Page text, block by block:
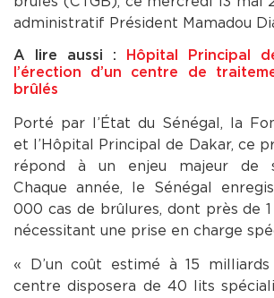
administratif Président Mamadou
A lire aussi : Hôpital Principal
l’érection d’un centre de
brûlés
Porté par l’État du Sénégal, la
et l’Hôpital Principal de Dakar, ce
répond à un enjeu majeur de
Chaque année, le Sénégal
000 cas de brûlures, dont près de
nécessitant une prise en charge
« D’un coût estimé à 15
centre disposera de 40 lits